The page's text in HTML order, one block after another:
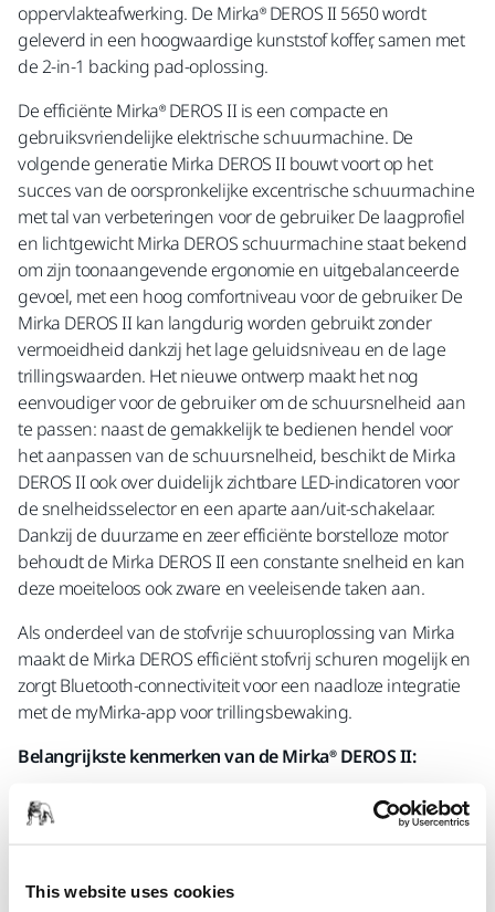
This website uses cookies
oppervlakteafwerking. De Mirka® DEROS II 5650 wordt
geleverd in een hoogwaardige kunststof koffer, samen met
de 2-in-1 backing pad-oplossing.
De efficiënte Mirka® DEROS II is een compacte en
gebruiksvriendelijke elektrische schuurmachine. De
volgende generatie Mirka DEROS II bouwt voort op het
succes van de oorspronkelijke excentrische schuurmachine
met tal van verbeteringen voor de gebruiker. De laagprofiel
en lichtgewicht Mirka DEROS schuurmachine staat bekend
om zijn toonaangevende ergonomie en uitgebalanceerde
gevoel, met een hoog comfortniveau voor de gebruiker. De
Mirka DEROS II kan langdurig worden gebruikt zonder
vermoeidheid dankzij het lage geluidsniveau en de lage
trillingswaarden. Het nieuwe ontwerp maakt het nog
eenvoudiger voor de gebruiker om de schuursnelheid aan
te passen: naast de gemakkelijk te bedienen hendel voor
het aanpassen van de schuursnelheid, beschikt de Mirka
DEROS II ook over duidelijk zichtbare LED-indicatoren voor
de snelheidsselector en een aparte aan/uit-schakelaar.
Dankzij de duurzame en zeer efficiënte borstelloze motor
behoudt de Mirka DEROS II een constante snelheid en kan
deze moeiteloos ook zware en veeleisende taken aan.
Als onderdeel van de stofvrije schuuroplossing van Mirka
maakt de Mirka DEROS efficiënt stofvrij schuren mogelijk en
zorgt Bluetooth-connectiviteit voor een naadloze integratie
met de myMirka-app voor trillingsbewaking.
Belangrijkste kenmerken van de Mirka® DEROS II:
• Compact, ergonomisch en gebruiksvriendelijk.